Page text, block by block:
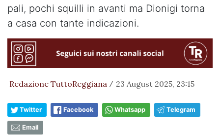
pali, pochi squilli in avanti ma Dionigi torna
a casa con tante indicazioni.
Redazione TuttoReggiana / 23 August 2025, 23:15
Twitter Facebook Whatsapp Telegram
Email